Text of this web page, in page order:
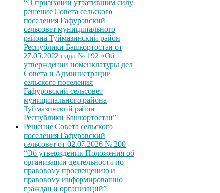
“О признании утратившим силу
решение Совета сельского
поселения Гафуровский
сельсовет муниципального
района Туймазинский район
Республики Башкортостан от
27.05.2022 года № 192 «Об
утверждении номенклатуры дел
Совета и Администрации
сельского поселения
Гафуровский сельсовет
муниципального района
Туймазинский район
Республики Башкортостан”
Решение Совета сельского
поселения Гафуровский
сельсовет от 02.07.2026 № 200
“Об утверждении Положения об
организации деятельности по
правовому просвещению и
правовому информированию
граждан и организаций”